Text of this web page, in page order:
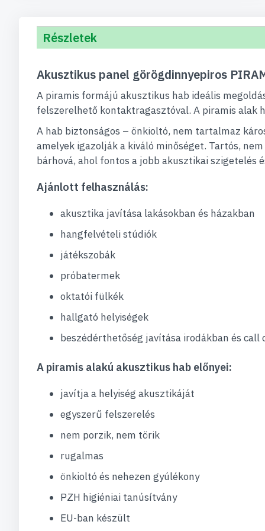
Részletek
Akusztikus panel görögdinnyepiros
A piramis formájú akusztikus hab ideális
felszerelhető kontaktragasztóval. A piramis alak
A hab biztonságos – önkioltó, nem tartalmaz
amelyek igazolják a kiváló minőséget. Tartós,
bárhová, ahol fontos a jobb akusztikai szigetelés
Ajánlott felhasználás:
akusztika javítása lakásokban és házakban
hangfelvételi stúdiók
játékszobák
próbatermek
oktatói fülkék
hallgató helyiségek
beszédérthetőség javítása irodákban és call
A piramis alakú akusztikus hab előnyei:
javítja a helyiség akusztikáját
egyszerű felszerelés
nem porzik, nem törik
rugalmas
önkioltó és nehezen gyúlékony
PZH higiéniai tanúsítvány
EU-ban készült